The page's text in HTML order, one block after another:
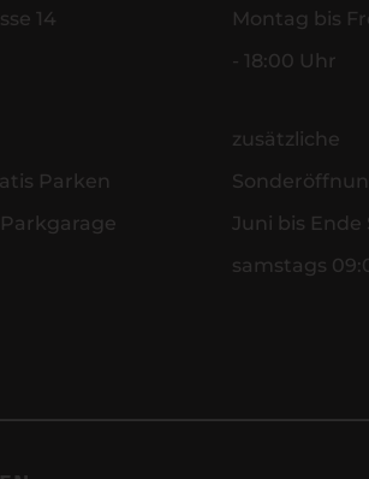
14
Parken
Montag bis
- 18:00 Uhr
zusätzliche
Juni bis
samstags